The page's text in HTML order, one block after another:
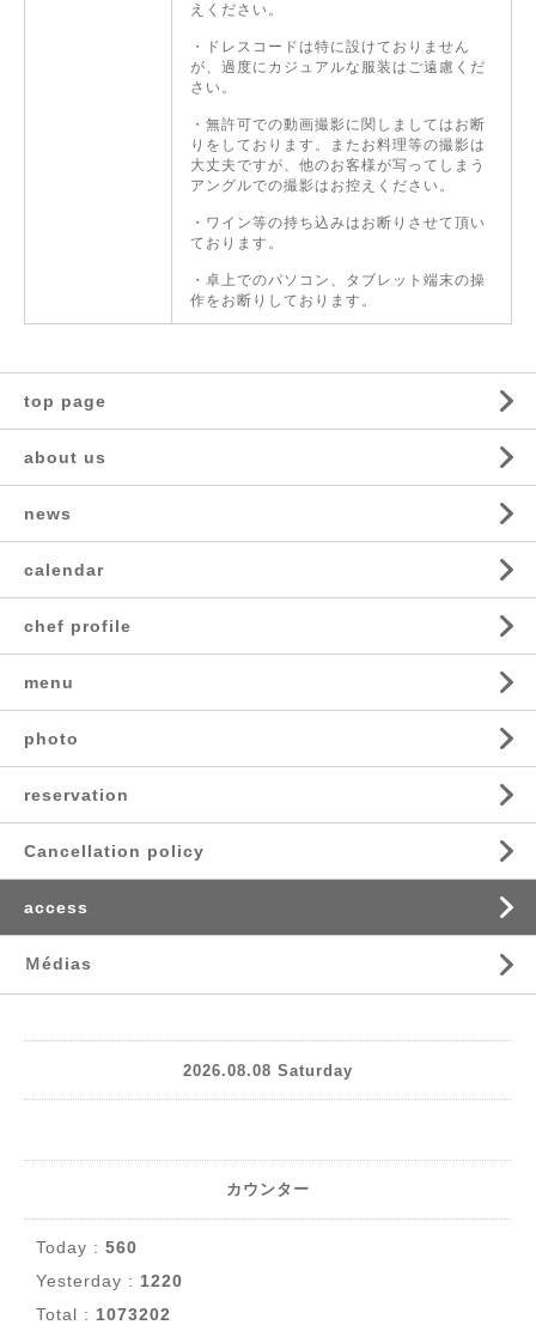
えください。
・ドレスコードは特に設けておりません
が、過度にカジュアルな服装はご遠慮くだ
さい。
・無許可での動画撮影に関しましてはお断
りをしております。またお料理等の撮影は
大丈夫ですが、他のお客様が写ってしまう
アングルでの撮影はお控えください。
・ワイン等の持ち込みはお断りさせて頂い
ております。
・卓上でのパソコン、タブレット端末の操
作をお断りしております。
top page
about us
news
calendar
chef profile
menu
photo
reservation
Cancellation policy
access
Ｍédias
2026.08.08 Saturday
カウンター
Today : 560
Yesterday : 1220
Total : 1073202